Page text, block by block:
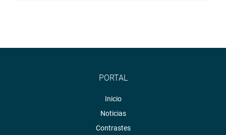
PORTAL
Inicio
Noticias
Contrastes